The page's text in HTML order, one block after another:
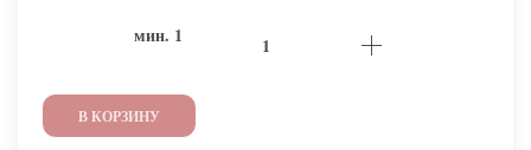
мин. 1
В КОРЗИНУ